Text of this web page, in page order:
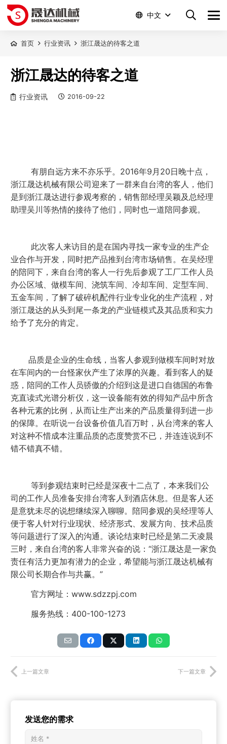
中文
首页 行业资讯 浙江晟达的待客之道
浙江晟达的待客之道
行业资讯 2016-09-22
有朋自远方来不亦乐乎。2016年9月20日晚十点，
浙江晟达机械有限公司迎来了一群来自台湾的客人，他们
是到浙江晟达进行参观考察的，销售部经理吴颖及总经理
助理吴川等热情的接待了他们，同时也一道陪同参观。
此次客人来访目的是在国内寻找一家专业的生产企
业合作与开发，同时把产品推到台湾市场销售。在吴经理
的陪同下，来自台湾的客人一行先后参观了工厂工作人员
办公区域、做模车间、浇筑车间、冷却车间、定型车间、
五金车间，了解了破碎机配件行业专业化的生产流程，对
浙江晟达的从头到尾一条龙的产业链模式及其品质和实力
给予了充分的肯定。
品质是企业的生命线，当客人参观到做模车间时对放
在车间内的一台怪家伙产生了浓厚的兴趣。看到客人的疑
惑，陪同的工作人员骄傲的介绍到这是进口自德国的布鲁
克直读式光谱分析仪，这一设备能有效的得知产品中所含
各种元素的比例，从而让生产出来的产品质量得到进一步
的保障。在听说一台设备价值几百万时，从台湾来的客人
对这种不惜成本注重品质的态度赞赏不已，并连连说到不
错不错真不错。
等到参观结束时已经是深夜十二点了，本来我们公
司的工作人员准备安排台湾客人到酒店休息。但是客人还
是意犹未尽的说想继续深入聊聊。陪同参观的吴经理等人
便于客人针对行业现状、经济形式、发展方向、技术品质
等问题进行了深入的沟通。谈论结束时已经是第二天凌晨
三时，来自台湾的客人非常兴奋的说：“浙江晟达是一家负
责任有活力更加有潜力的企业，希望能与浙江晟达机械有
限公司长期合作与共赢。”
官方网址：www.sdzzpj.com
服务热线：400-100-1273
上一篇文章 下一篇文章
发送您的需求